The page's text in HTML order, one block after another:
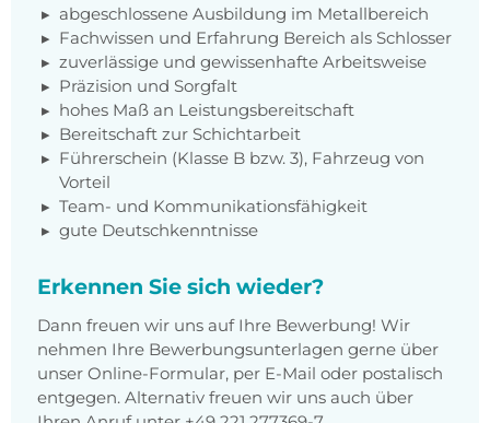
abgeschlossene Ausbildung im Metallbereich
Fachwissen und Erfahrung Bereich als Schlosser
zuverlässige und gewissenhafte Arbeitsweise
Präzision und Sorgfalt
hohes Maß an Leistungsbereitschaft
Bereitschaft zur Schichtarbeit
Führerschein (Klasse B bzw. 3), Fahrzeug von
Vorteil
Team- und Kommunikationsfähigkeit
gute Deutschkenntnisse
Erkennen Sie sich wieder?
Dann freuen wir uns auf Ihre Bewerbung! Wir
nehmen Ihre Bewerbungsunterlagen gerne über
unser Online-Formular, per E-Mail oder postalisch
entgegen. Alternativ freuen wir uns auch über